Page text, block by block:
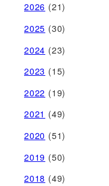
2026 (21)
2025 (30)
2024 (23)
2023 (15)
2022 (19)
2021 (49)
2020 (51)
2019 (50)
2018 (49)